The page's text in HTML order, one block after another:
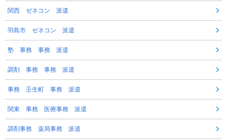
関西 ゼネコン 派遣
羽島市 ゼネコン 派遣
塾 事務 事務 派遣
調剤 事務 事務 派遣
事務 壬生町 事務 派遣
関東 事務 医療事務 派遣
調剤事務 薬局事務 派遣